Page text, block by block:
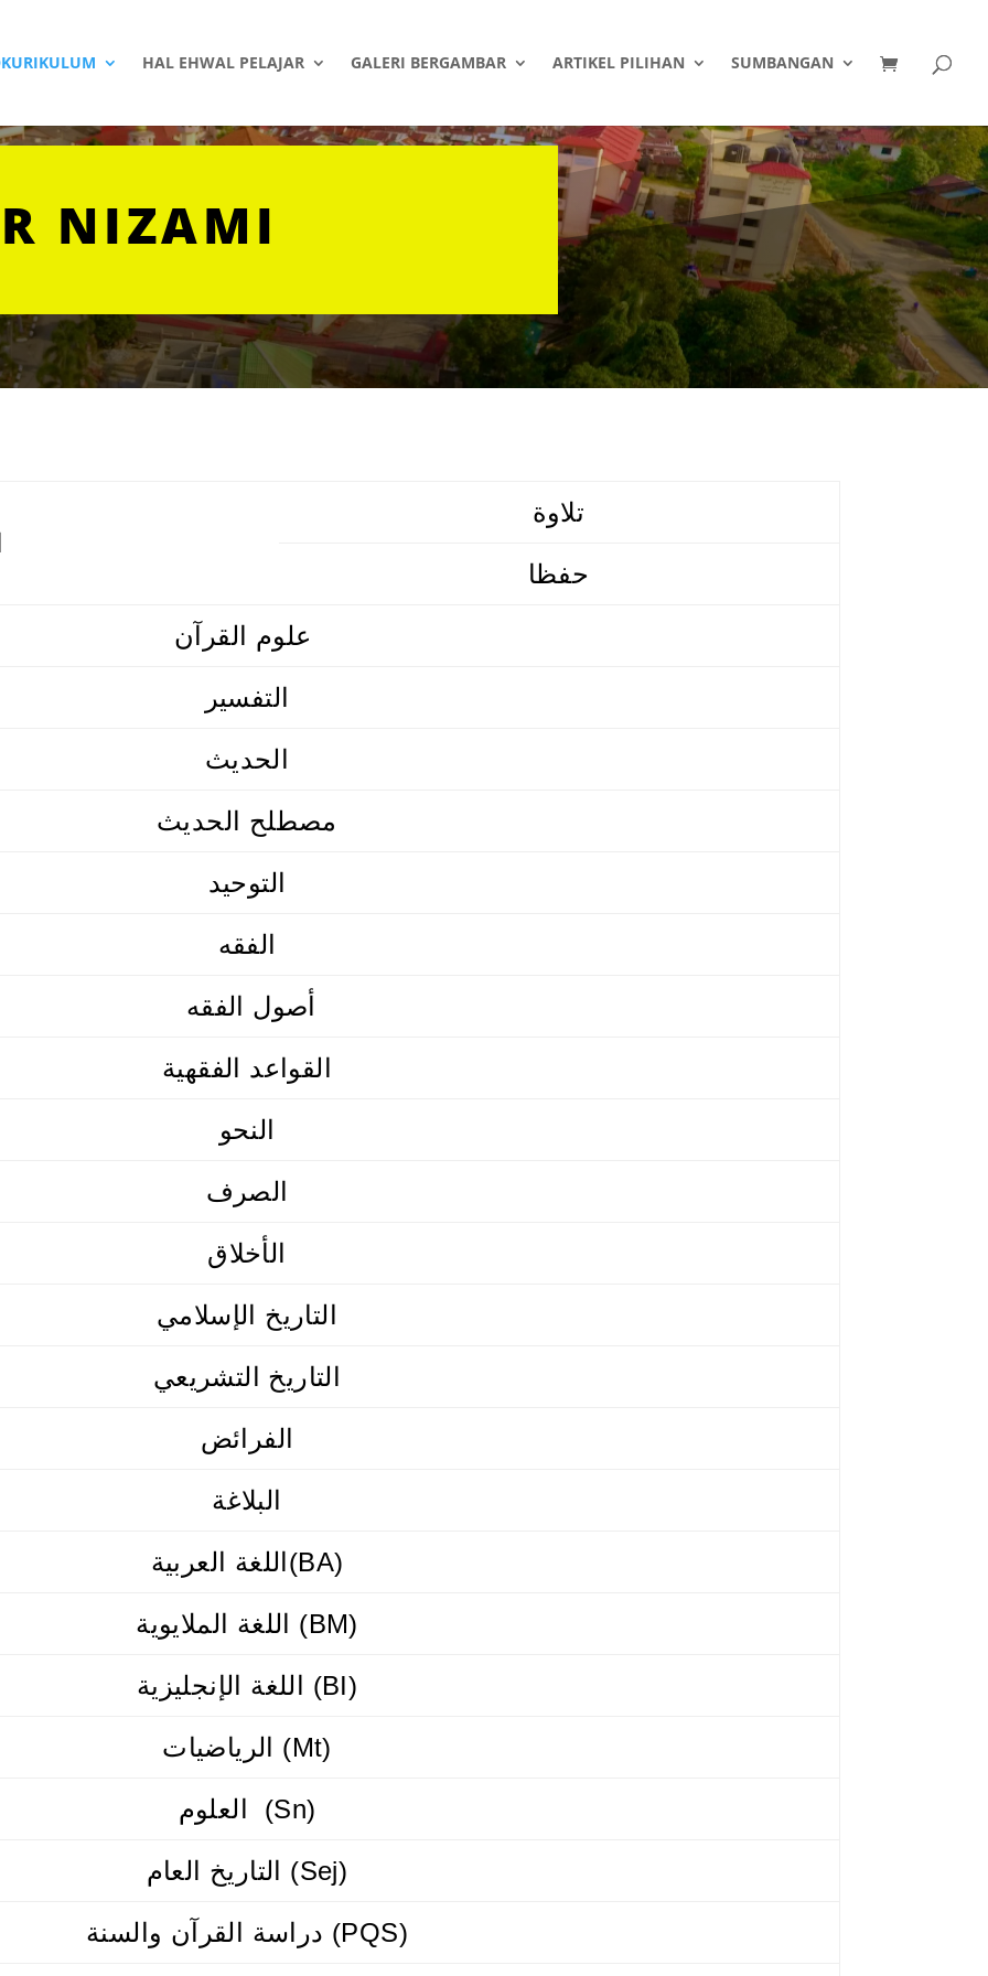
HAL EHWAL PELAJAR GALERI BERGAMBAR ARTIKEL PILIHAN SUMBANGAN
NIZAMI
تلاوة
حفظا
التفسير
الحديث
مصطلح الحديث
التوحيد
الفقه
أصول الفقه
القواعد الفقهية
النحو
الصرف
الأخلاق
التاريخ الإسلامي
التاريخ التشريعي
الفرائض
البلاغة
اللغة العربية(BA)
اللغة الملايوية (BM)
اللغة الإنجليزية (BI)
الرياضيات (Mt)
العلوم (Sn)
التاريخ العام (Sej)
دراسة القرآن والسنة (PQS)